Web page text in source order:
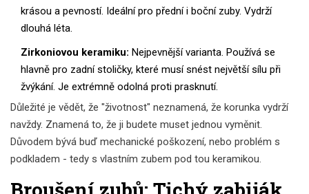
krásou a pevností. Ideální pro přední i boční zuby. Vydrží
dlouhá léta.
Zirkoniovou keramiku: Nejpevnější varianta. Používá se
hlavně pro zadní stoličky, které musí snést největší sílu při
žvýkání. Je extrémně odolná proti prasknutí.
Důležité je vědět, že "životnost" neznamená, že korunka vydrží
navždy. Znamená to, že ji budete muset jednou vyměnit.
Důvodem bývá buď mechanické poškození, nebo problém s
podkladem - tedy s vlastním zubem pod tou keramikou.